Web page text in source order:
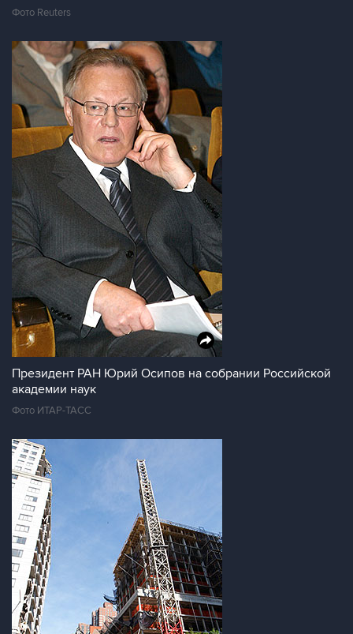
Фото Reuters
Президент РАН Юрий Осипов на собрании Российской
академии наук
Фото ИТАР-ТАСС